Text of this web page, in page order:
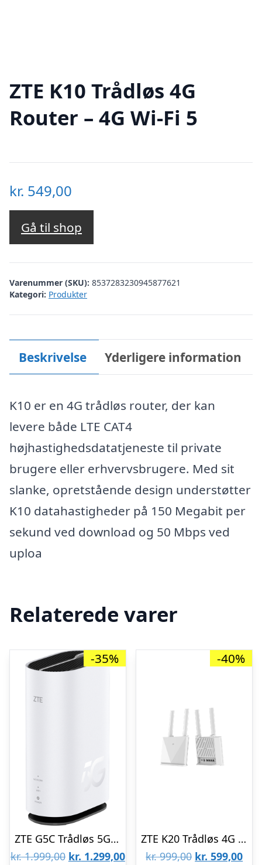
ZTE K10 Trådløs 4G
Router – 4G Wi-Fi 5
kr. 549,00
Gå til shop
Varenummer (SKU): 8537283230945877621
Kategori: Produkter
Beskrivelse Yderligere information
K10 er en 4G trådløs router, der kan
levere både LTE CAT4
højhastighedsdatatjeneste til private
brugere eller erhvervsbrugere. Med sit
slanke, opretstående design understøtter
K10 datahastigheder på 150 Megabit per
sekund ved download og 50 Mbps ved
uploa
Relaterede varer
-35%
ZTE G5C Trådløs 5G Router – 5G
kr.1.999,00 Den
kr. 1.299,00Den
-40%
ZTE K20 Trådløs 4G Router – 4G
kr.999,00 Den
kr. 599,00Den